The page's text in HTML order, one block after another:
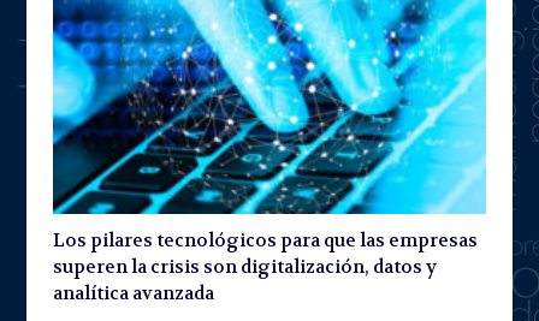
Los pilares tecnológicos para que las empresas
superen la crisis son digitalización, datos y
analítica avanzada